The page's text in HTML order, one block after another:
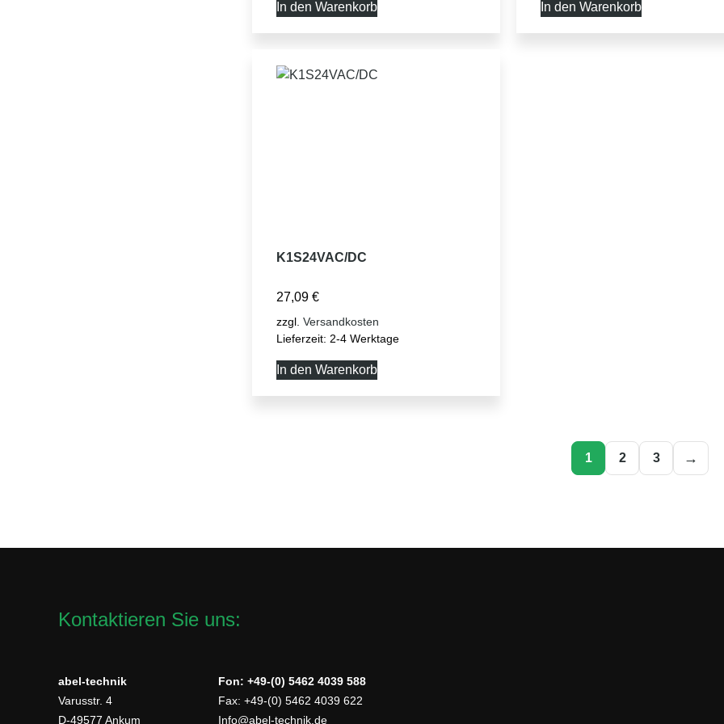
In den Warenkorb In den Warenkorb
K1S24VAC/DC
27,09 €
zzgl. Versandkosten
Lieferzeit: 2-4 Werktage
In den Warenkorb
1 2 3 →
Kontaktieren Sie uns:
abel-technik
Varusstr. 4
D-49577 Ankum
Fon: +49-(0) 5462 4039 588
Fax: +49-(0) 5462 4039 622
Info@abel-technik.de